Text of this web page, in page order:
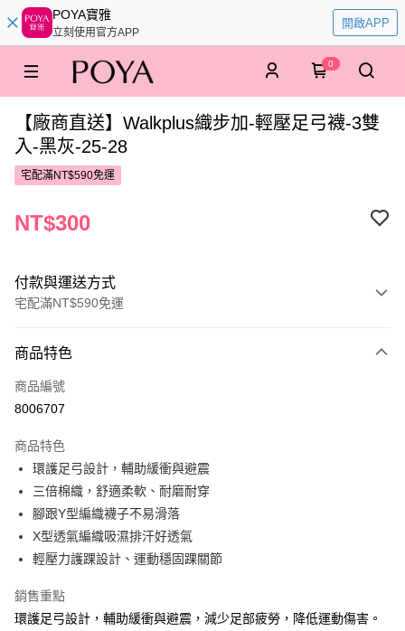
POYA寶雅
立刻使用官方APP
開啟APP
0
【廠商直送】Walkplus織步加-輕壓足弓襪-3雙
入-黑灰-25-28
宅配滿NT$590免運
NT$300
付款與運送方式
宅配滿NT$590免運
POYA支付
信用卡一次付款
Apple Pay
街口支付
悠遊付
Google Pay
AFTEE先享後付
相關說明
商品特色
商品編號
8006707
商品特色
環護足弓設計，輔助緩衝與避震
三倍棉織，舒適柔軟、耐磨耐穿
腳跟Y型編織襪子不易滑落
X型透氣編織吸濕排汗好透氣
輕壓力護踝設計、運動穩固踝關節
銷售重點
環護足弓設計，輔助緩衝與避震，減少足部疲勞，降低運動傷害。